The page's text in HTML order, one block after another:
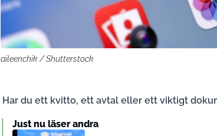
aileenchik / Shutterstock
Har du ett kvitto, ett avtal eller ett viktigt
Just nu läser andra